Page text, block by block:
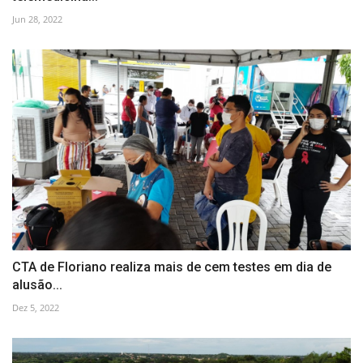
Jun 28, 2022
CTA de Floriano realiza mais de cem testes em dia de
alusão...
Dez 5, 2022